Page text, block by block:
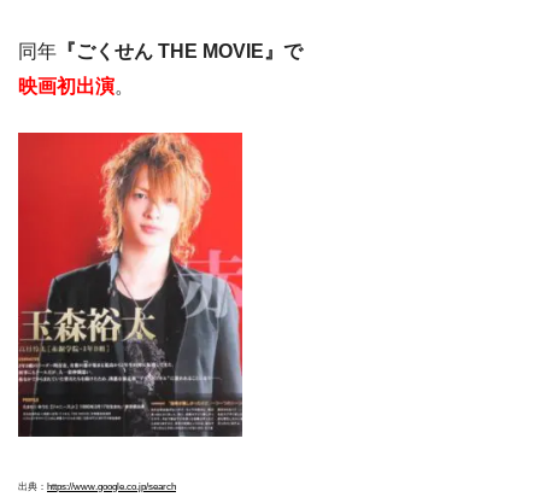
同年 『ごくせん THE MOVIE』で
映画初出演。
出典： https://www.google.co.jp/search